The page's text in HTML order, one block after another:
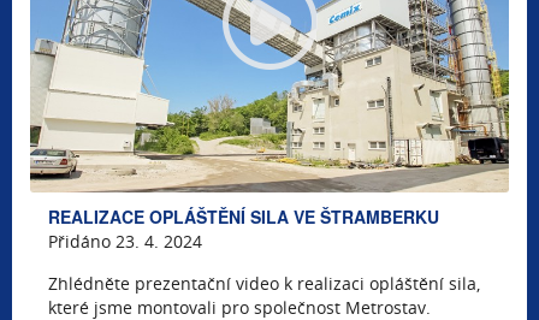
REALIZACE OPLÁŠTĚNÍ SILA VE ŠTRAMBERKU
Přidáno 23. 4. 2024
Zhlédněte prezentační video k realizaci opláštění sila,
které jsme montovali pro společnost Metrostav.